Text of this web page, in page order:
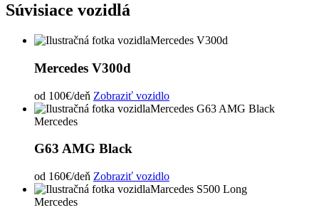
Súvisiace vozidlá
Mercedes V300d
od 100€/deň Zobraziť vozidlo
Mercedes
G63 AMG Black
od 160€/deň Zobraziť vozidlo
Mercedes